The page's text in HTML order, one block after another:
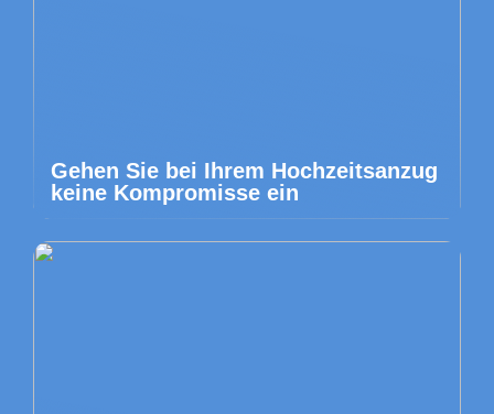
Gehen Sie bei Ihrem Hochzeitsanzug
keine Kompromisse ein